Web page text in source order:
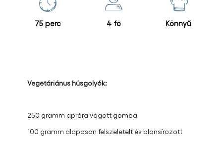
75 perc 4 fő Könnyű
Vegetáriánus húsgolyók:
250 gramm apróra vágott gomba​
100 gramm alaposan felszeletelt és blansírozott